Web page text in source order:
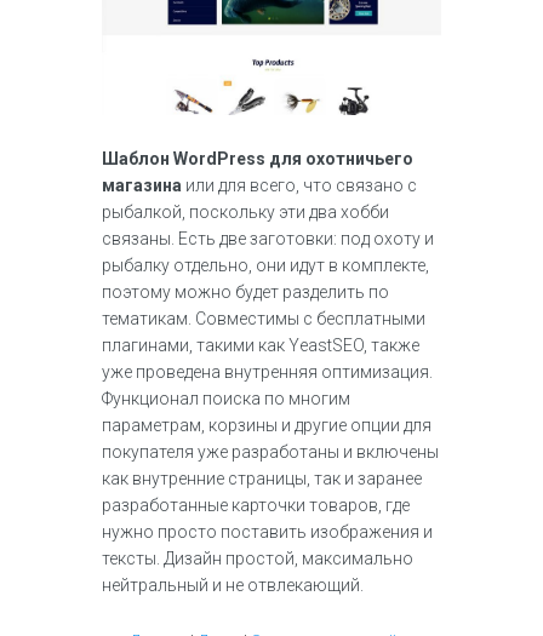
Шаблон WordPress для охотничьего
магазина или для всего, что связано с
рыбалкой, поскольку эти два хобби
связаны. Есть две заготовки: под охоту и
рыбалку отдельно, они идут в комплекте,
поэтому можно будет разделить по
тематикам. Совместимы с бесплатными
плагинами, такими как YeastSEO, также
уже проведена внутренняя оптимизация.
Функционал поиска по многим
параметрам, корзины и другие опции для
покупателя уже разработаны и включены
как внутренние страницы, так и заранее
разработанные карточки товаров, где
нужно просто поставить изображения и
тексты. Дизайн простой, максимально
нейтральный и не отвлекающий.